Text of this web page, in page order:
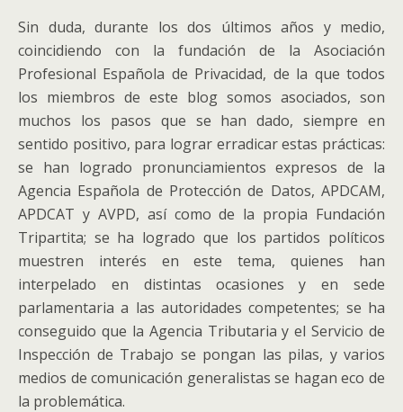
Sin duda, durante los dos últimos años y medio,
coincidiendo con la fundación de la Asociación
Profesional Española de Privacidad, de la que todos
los miembros de este blog somos asociados, son
muchos los pasos que se han dado, siempre en
sentido positivo, para lograr erradicar estas prácticas:
se han logrado pronunciamientos expresos de la
Agencia Española de Protección de Datos, APDCAM,
APDCAT y AVPD, así como de la propia Fundación
Tripartita; se ha logrado que los partidos políticos
muestren interés en este tema, quienes han
interpelado en distintas ocasiones y en sede
parlamentaria a las autoridades competentes; se ha
conseguido que la Agencia Tributaria y el Servicio de
Inspección de Trabajo se pongan las pilas, y varios
medios de comunicación generalistas se hagan eco de
la problemática.